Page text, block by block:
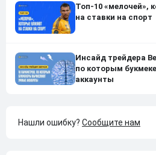
Топ-10 «мелочей»,
на ставки на спорт
Инсайд трейдера
по которым
аккаунты
Нашли ошибку? Сообщите нам